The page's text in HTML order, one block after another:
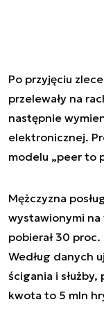
Po przyjęciu
przelewały na
następnie
elektronicznej.
modelu „peer to
Mężczyzna
wystawionymi na
pobierał 30
Według danych
ścigania i służby,
kwota to 5 mln